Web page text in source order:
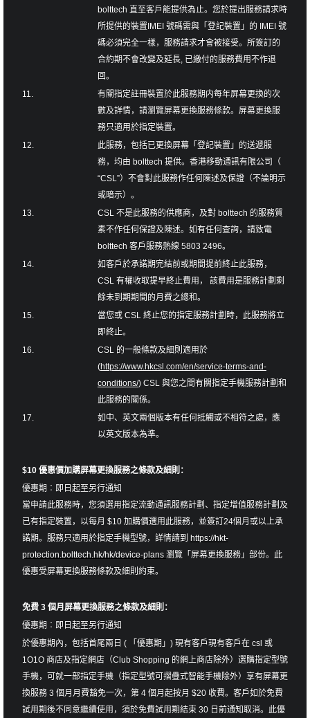
bolttech 直至客戶能提供為止。您於提出服務請求時
所提供的裝置IMEI 號碼需與「登記裝置」的 IMEI 號
碼必須完全一樣，服務請求才會被接受。所簽訂的
合約期不會改變及延長, 已繳付的服務費用不作退
回。
11.
有關指定註冊裝置於此服務期内每年屏幕更換的次
數及詳情，請瀏覽屏幕更換服務條款。屏幕更換服
務只適用於指定裝置。
12.
此服務，包括已更換屏幕「登記裝置」的送遞服
務，均由 bolttech 提供。香港移動通訊有限公司（
“CSL”）不會對此服務作任何陳述及保證（不論明示
或暗示）。
13.
CSL 不是此服務的供應商，及對 bolttech 的服務質
素不作任何保證及陳述。如有任何查詢，請致電
bolttech 客戶服務熱線 5803 2496。
14.
如客戶於承諾期完結前或期間提前終止此服務，
CSL 有權收取提早終止費用， 該費用是服務計劃剩
餘未到期期間的月費之總和。
15.
當您或 CSL 終止您的指定服務計劃時，此服務將立
即終止。
16.
CSL 的一般條款及細則適用於
(https://www.hkcsl.com/en/service-terms-and-
conditions/) CSL 與您之間有關指定手機服務計劃和
此服務的關係。
17.
如中、英文兩個版本有任何抵觸或不相符之處，應
以英文版本為準。
$10 優惠價加購屏幕更換服務之條款及細則：
優惠期︰即日起至另行通知
當申請此服務時，您須選用指定流動通訊服務計劃、指定增值服務計劃及
已有指定裝置，以每月 $10 加購價選用此服務，並簽訂24個月或以上承
諾期。服務只適用於指定手機型號，詳情請到 https://hkt-
protection.bolttech.hk/hk/device-plans 瀏覽「屏幕更換服務」部份。此
優惠受屏幕更換服務條款及細則約束。
免費 3 個月屏幕更換服務之條款及細則：
優惠期︰即日起至另行通知
於優惠期內，包括首尾兩日 ( 「優惠期」) 現有客戶現有客戶在 csl 或
1O1O 商店及指定網店（Club Shopping 的網上商店除外）選購指定型號
手機，可就一部指定手機（指定型號可摺疊式智能手機除外）享有屏幕更
換服務 3 個月月費豁免一次，第 4 個月起按月 $20 收費。客戶如於免費
試用期後不同意繼續使用，須於免費試用期結束 30 日前通知取消。此優